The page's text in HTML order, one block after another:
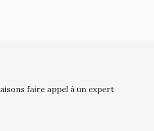
faire appel à un expert